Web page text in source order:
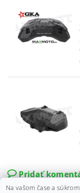
Pridať
Na vašom čase a